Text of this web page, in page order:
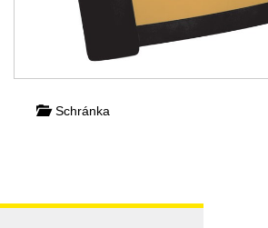
Schránka